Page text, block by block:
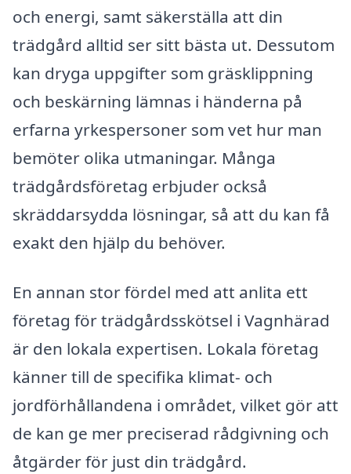
och energi, samt säkerställa att din
trädgård alltid ser sitt bästa ut. Dessutom
kan dryga uppgifter som gräsklippning
och beskärning lämnas i händerna på
erfarna yrkespersoner som vet hur man
bemöter olika utmaningar. Många
trädgårdsföretag erbjuder också
skräddarsydda lösningar, så att du kan få
exakt den hjälp du behöver.
En annan stor fördel med att anlita ett
företag för trädgårdsskötsel i Vagnhärad
är den lokala expertisen. Lokala företag
känner till de specifika klimat- och
jordförhållandena i området, vilket gör att
de kan ge mer preciserad rådgivning och
åtgärder för just din trädgård.